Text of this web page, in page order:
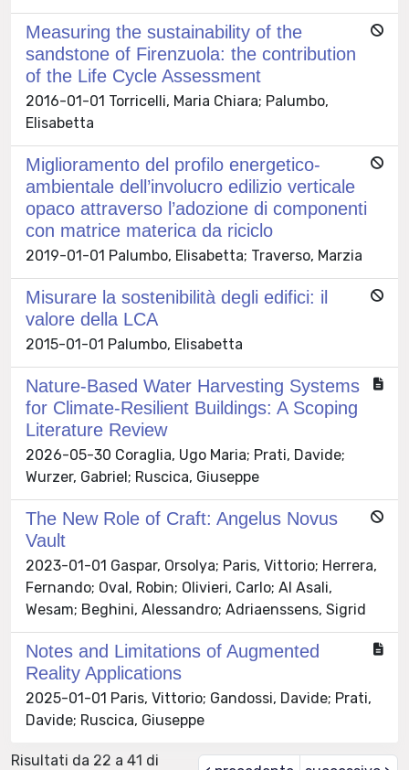
Measuring the sustainability of the
sandstone of Firenzuola: the contribution
of the Life Cycle Assessment
2016-01-01 Torricelli, Maria Chiara; Palumbo,
Elisabetta
Miglioramento del profilo energetico-
ambientale dell’involucro edilizio verticale
opaco attraverso l’adozione di componenti
con matrice materica da riciclo
2019-01-01 Palumbo, Elisabetta; Traverso, Marzia
Misurare la sostenibilità degli edifici: il
valore della LCA
2015-01-01 Palumbo, Elisabetta
Nature-Based Water Harvesting Systems
for Climate-Resilient Buildings: A Scoping
Literature Review
2026-05-30 Coraglia, Ugo Maria; Prati, Davide;
Wurzer, Gabriel; Ruscica, Giuseppe
The New Role of Craft: Angelus Novus
Vault
2023-01-01 Gaspar, Orsolya; Paris, Vittorio; Herrera,
Fernando; Oval, Robin; Olivieri, Carlo; Al Asali,
Wesam; Beghini, Alessandro; Adriaenssens, Sigrid
Notes and Limitations of Augmented
Reality Applications
2025-01-01 Paris, Vittorio; Gandossi, Davide; Prati,
Davide; Ruscica, Giuseppe
Risultati da 22 a 41 di